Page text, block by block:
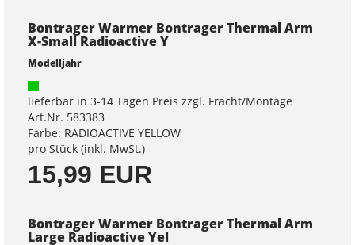
Bontrager Warmer Bontrager Thermal Arm
X-Small Radioactive Y
Modelljahr
lieferbar in 3-14 Tagen Preis zzgl. Fracht/Montage
Art.Nr. 583383
Farbe: RADIOACTIVE YELLOW
pro Stück (inkl. MwSt.)
15,99 EUR
Bontrager Warmer Bontrager Thermal Arm
Large Radioactive Yel